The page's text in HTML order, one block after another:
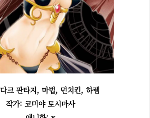
크 판타지, 마법, 먼치킨, 하렘
작가: 코미야 토시마사